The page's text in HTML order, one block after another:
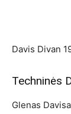
Davis Divan
Techninės
Glenas